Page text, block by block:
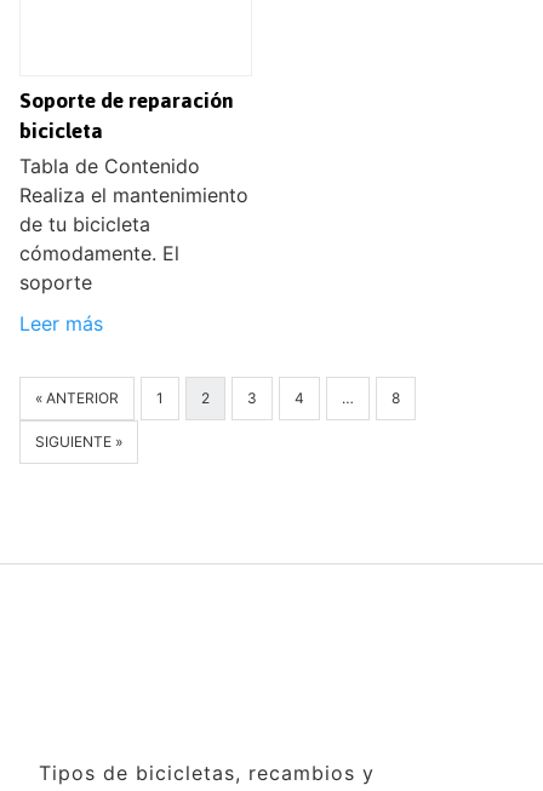
Soporte de reparación
bicicleta
Tabla de Contenido
Realiza el mantenimiento
de tu bicicleta
cómodamente. El
soporte
Leer más
« ANTERIOR 1 2 3 4 … 8
SIGUIENTE »
Tipos de bicicletas, recambios y